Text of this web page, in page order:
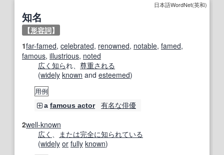
日本語WordNet(英和)
知名
【形容詞】
1far-famed, celebrated, renowned, notable, famed,
famous, illustrious, noted
広く 知られ、 尊重される
(widely known and esteemed)
用例
a famous actor 有名な俳優
2well-known
広く 、 または完全に知られている
(widely or fully known)